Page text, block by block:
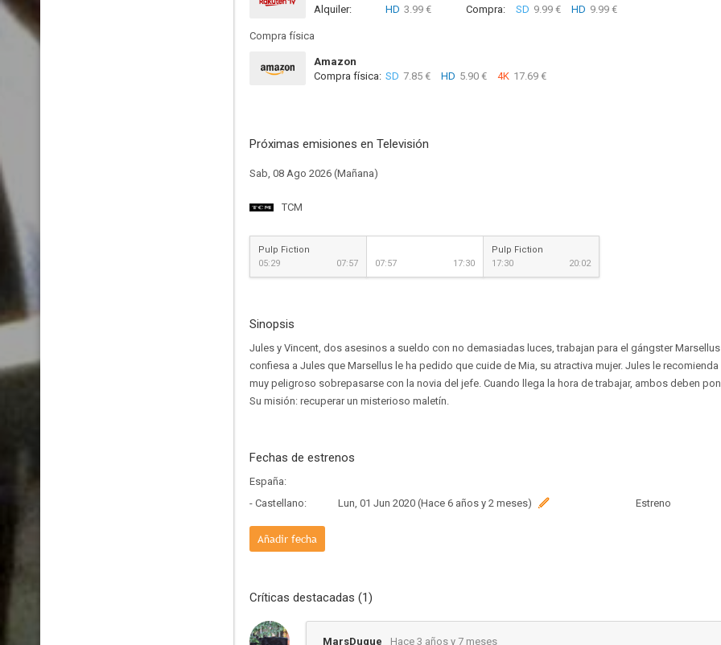
Alquiler:
HD 3.99 € Compra: SD 9.99 € HD 9.99 €
Compra física
Amazon
Compra física: SD 7.85 € HD 5.90 € 4K 17.69 €
Próximas emisiones en Televisión
Sab, 08 Ago 2026 (Mañana)
TCM
Pulp Fiction
05:29
07:57 07:57 17:30
Pulp Fiction
17:30
20:02
Sinopsis
Jules y Vincent, dos asesinos a sueldo con no demasiadas luces, trabajan para el gángster
confiesa a Jules que Marsellus le ha pedido que cuide de Mia, su atractiva mujer. Jules le
muy peligroso sobrepasarse con la novia del jefe. Cuando llega la hora de trabajar, ambos deben
Su misión: recuperar un misterioso maletín.
Fechas de estrenos
España:
- Castellano:
Lun, 01 Jun 2020 (Hace 6 años y 2 meses) Estreno
Añadir fecha
Críticas destacadas (1)
MarsDuque Hace 3 años y 7 meses